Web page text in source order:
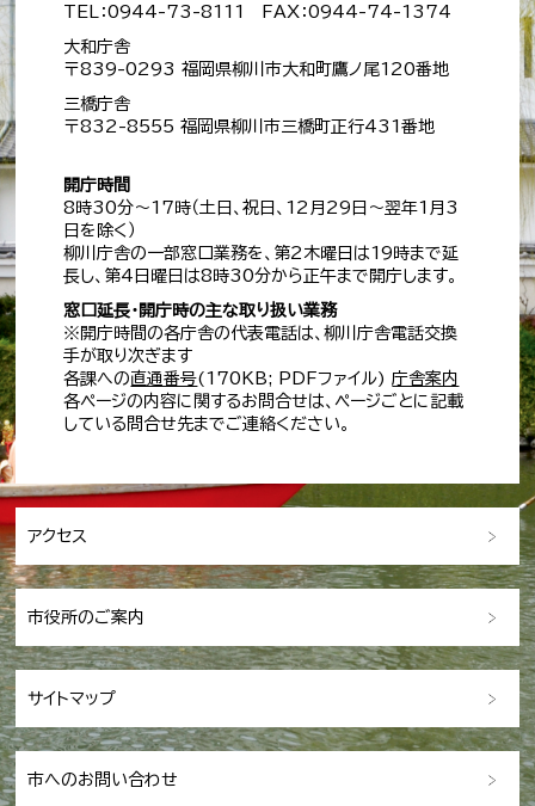
TEL：0944-73-8111 FAX：0944-74-1374
大和庁舎
〒839-0293 福岡県柳川市大和町鷹ノ尾120番地
三橋庁舎
〒832-8555 福岡県柳川市三橋町正行431番地
開庁時間
8時30分～17時（土日、祝日、12月29日～翌年1月3
日を除く）
柳川庁舎の一部窓口業務を、第2木曜日は19時まで延
長し、第4日曜日は8時30分から正午まで開庁します。
窓口延長・開庁時の主な取り扱い業務
※開庁時間の各庁舎の代表電話は、柳川庁舎電話交換
手が取り次ぎます
各課への直通番号(170KB; PDFファイル)庁舎案内
各ページの内容に関するお問合せは、ページごとに記載
している問合せ先までご連絡ください。
アクセス
市役所のご案内
サイトマップ
市へのお問い合わせ